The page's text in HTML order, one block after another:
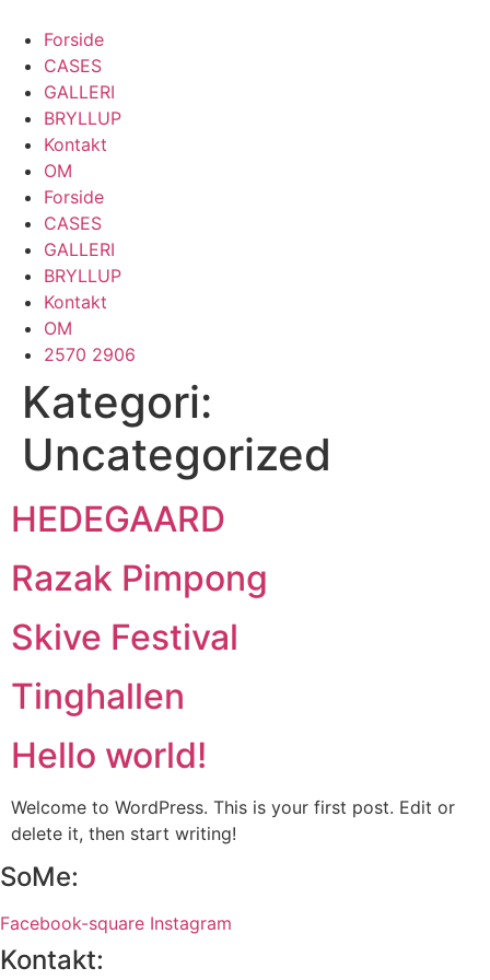
indhold
Forside
CASES
GALLERI
BRYLLUP
Kontakt
OM
Forside
CASES
GALLERI
BRYLLUP
Kontakt
OM
2570 2906
Kategori:
Uncategorized
HEDEGAARD
Razak Pimpong
Skive Festival
Tinghallen
Hello world!
Welcome to WordPress. This is your first post. Edit or
delete it, then start writing!
SoMe:
Facebook-square Instagram
Kontakt: